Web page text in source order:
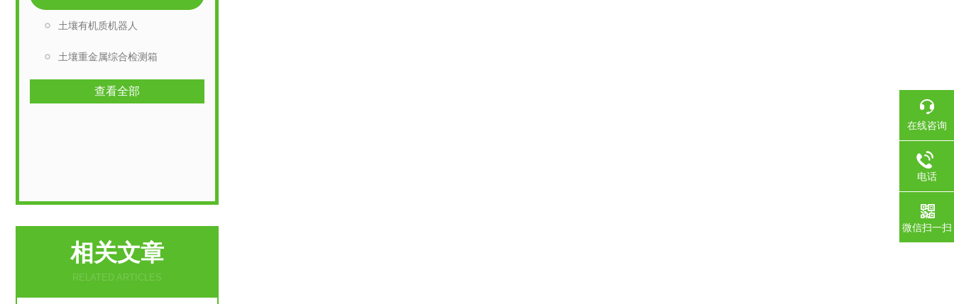
土壤有机质机器人
土壤重金属综合检测箱
查看全部
相关文章
RELATED ARTICLES
在线咨询
电话
微信扫一扫